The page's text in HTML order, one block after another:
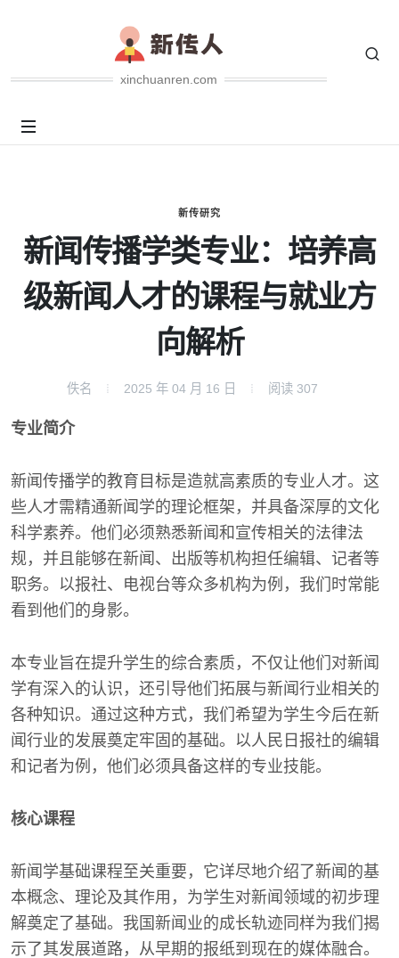
xinchuanren.com
新传研究
新闻传播学类专业：培养高
级新闻人才的课程与就业方
向解析
佚名 2025 年 04 月 16 日 阅读 307
专业简介
新闻传播学的教育目标是造就高素质的专业人才。这
些人才需精通新闻学的理论框架，并具备深厚的文化
科学素养。他们必须熟悉新闻和宣传相关的法律法
规，并且能够在新闻、出版等机构担任编辑、记者等
职务。以报社、电视台等众多机构为例，我们时常能
看到他们的身影。
本专业旨在提升学生的综合素质，不仅让他们对新闻
学有深入的认识，还引导他们拓展与新闻行业相关的
各种知识。通过这种方式，我们希望为学生今后在新
闻行业的发展奠定牢固的基础。以人民日报社的编辑
和记者为例，他们必须具备这样的专业技能。
核心课程
新闻学基础课程至关重要，它详尽地介绍了新闻的基
本概念、理论及其作用，为学生对新闻领域的初步理
解奠定了基础。我国新闻业的成长轨迹同样为我们揭
示了其发展道路，从早期的报纸到现在的媒体融合。